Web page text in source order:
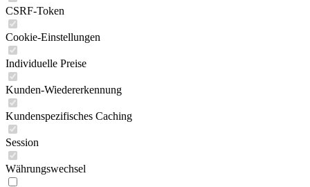
CSRF-Token
Cookie-Einstellungen
Individuelle Preise
Kunden-Wiedererkennung
Kundenspezifisches Caching
Session
Währungswechsel